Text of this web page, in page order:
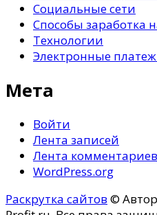
Социальные сети
Способы заработка
Технологии
Электронные
Мета
Войти
Лента записей
Лента комментариев
WordPress.org
Раскрутка сайтов ©